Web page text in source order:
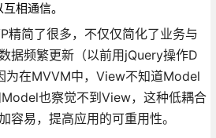
相通信。
精简了很多，不仅仅简化了业务与
据频繁更新（以前用jQuery操作D
为在MVVM中，View不知道Model
也察觉不到View，这种低耦合
容易，提高应用的可重用性。